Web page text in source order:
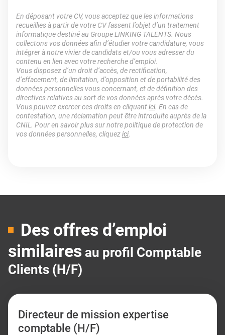
En déposant votre CV, vous acceptez que les informations
recueillies à partir de votre CV fassent l’objet d’un traitement
informatique destiné au Groupe LINKING TALENTS. Nous
collectons vos données afin d’étudier votre candidature, vous
intégrer à notre vivier de candidats et/ou vous adresser du
contenu en lien avec votre recherche d’emploi.
Vous disposez d’un droit d’accès, de rectification,
d’effacement, de limitation, d’opposition et de portabilité des
données personnelles vous concernant, et de définition des
directives relatives au sort de vos données après votre décès.
Vous pouvez exercer ces droits en cliquantici. En cas de
contestation, une réclamation peut être introduite auprès de la
CNIL. Pour en savoir plus sur notre politique de protection de
vos données personnelles, cliquezici.
Des offres d’emploi
similaires au profil Comptable
Clients (H/F)
Directeur de mission expertise
comptable (H/F)